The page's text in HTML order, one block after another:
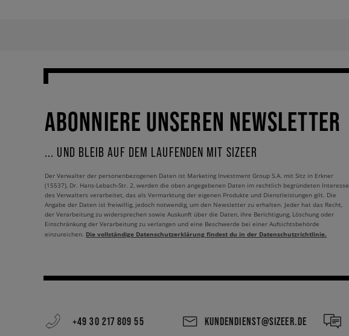
ABONNIERE UNSEREN NEWSLETTER
... UND BLEIB AUF DEM LAUFENDEN MIT SIZEER
Der Verwalter der personenbezogenen Daten ist Marketing Investment Group S.A. mit Sitz in Erkner
(15537), Dr. Hans-Lebach-Str. 2, werden die oben angegebenen Daten im rechtlich begründeten Interesse
des Verwalters verarbeitet, das als Vermarktung der eigenen Produkte und Dienstleistungen gilt. Die
Angabe der Daten ist freiwillig, jedoch notwendig, um den Newsletter zu erhalten. Jeder hat das Recht,
der Verarbeitung zu widersprechen sowie Auskunft über die Daten, ihre Berichtigung, Löschung oder
Einschränkung der Verarbeitung zu verlangen und eine Beschwerde bei einer Aufsichtsbehörde
einzureichen. Die vollständige Datenschutzerklärung findest du in der Datenschutzrichtlinie.
+49 30 217 809 55 KUNDENDIENST@SIZEER.DE